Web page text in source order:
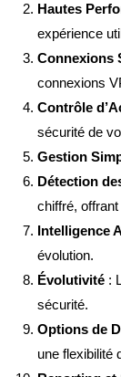
Hautes
expérience
Connexions
connexions
Contrôle
sécurité de
Gestion
Détection
chiffré,
Intelligence
évolution.
Évolutivité :
sécurité.
Options de
une flexibilité